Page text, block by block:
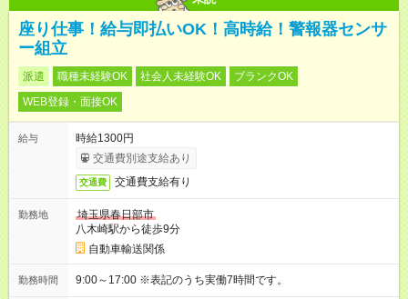
座り仕事！給与即払いOK！高時給！警報器センサ
ー組立
派遣 職種未経験OK 社会人未経験OK
ブランクOK
WEB登録・面接OK
給与
時給1300円
交通費別途支給あり
交通費 交通費支給有り
勤務地
埼玉県春日部市
八木崎駅から徒歩9分
自動車輸送関係
勤務時間 9:00～17:00 ※表記のうち実働7時間です。